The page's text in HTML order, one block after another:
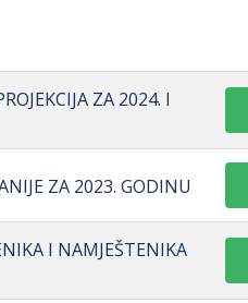
ZA 2024. I
ZA 2023. GODINU
I NAMJEŠTENIKA